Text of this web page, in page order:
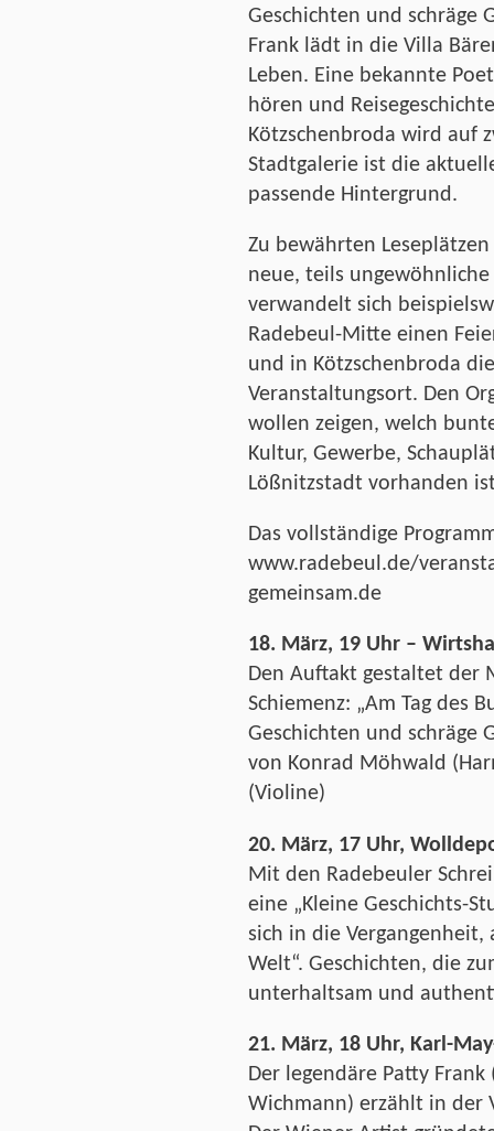
Geschichten und schräge
Frank lädt in die Villa
Leben. Eine bekannte
hören und
Kötzschenbroda wird auf
Stadtgalerie ist die
passende Hintergrund.
Zu bewährten
neue, teils
verwandelt sich
Radebeul-Mitte einen
und in Kötzschenbroda
Veranstaltungsort. Den
wollen zeigen, welch
Kultur, Gewerbe,
Lößnitzstadt vorhanden
Das vollständige
www.radebeul.de/
gemeinsam.de
18. März, 19 Uhr –
Den Auftakt gestaltet der
Schiemenz: „Am Tag des
Geschichten und schräge
von Konrad Möhwald
(Violine)
20. März, 17 Uhr,
Mit den Radebeuler
eine „Kleine Geschichts-
sich in die Vergangenheit,
Welt“. Geschichten, die
unterhaltsam und
21. März, 18 Uhr, Karl-
Der legendäre Patty
Wichmann) erzählt in der